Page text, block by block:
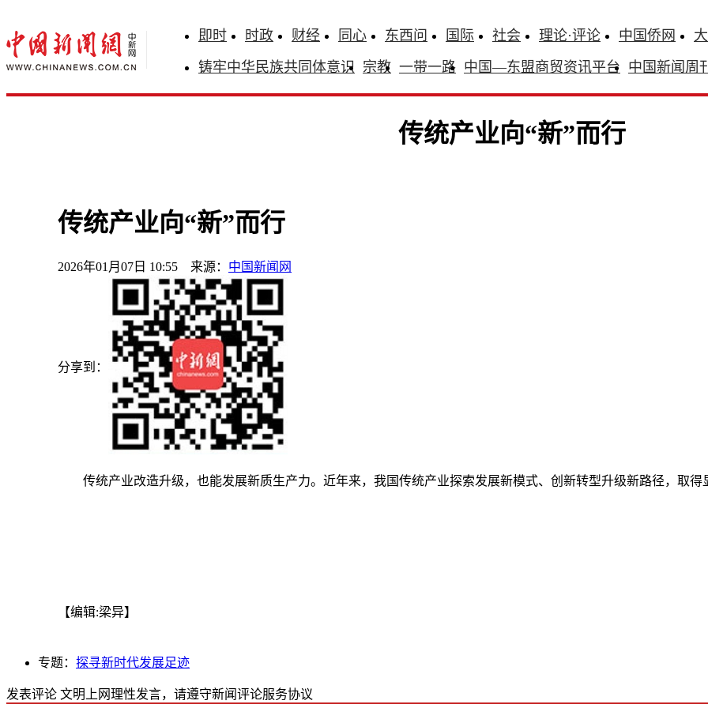
即时 时政 财经 同心 东西问 国际 社会 理论·评论 中国侨网
铸牢中华民族共同体意识 宗教 一带一路 中国—东盟商贸资讯平台 中国新闻周
传统产业向“新”而行
传统产业向“新”而行
2026年01月07日 10:55 来源： 中国新闻网
分享到：
传统产业改造升级，也能发展新质生产力。近年来，我国传统产业探索发展新模式、创新转型升级新路径，取得
【编辑:梁异】
专题： 探寻新时代发展足迹
发表评论 文明上网理性发言，请遵守新闻评论服务协议